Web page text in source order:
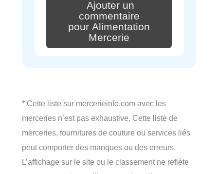
Ajouter un
commentaire
pour Alimentation
Mercerie
* Cette liste sur mercerieinfo.com avec les
merceries n’est pas exhaustive. Cette liste de
merceries, fournitures de couture ou services liés
peut comporter des manques ou des erreurs.
L’affichage sur le site ou le classement ne reflète